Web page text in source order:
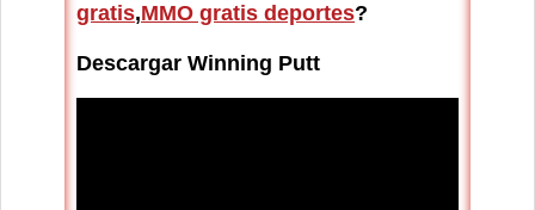
gratis,MMO gratis deportes?
Descargar Winning Putt